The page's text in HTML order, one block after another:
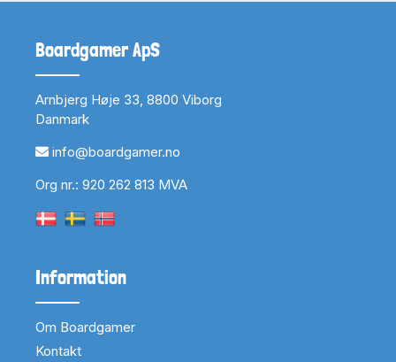
Boardgamer ApS
Arnbjerg Høje 33, 8800 Viborg
Danmark
info@boardgamer.no
Org nr.: 920 262 813 MVA
Information
Om Boardgamer
Kontakt